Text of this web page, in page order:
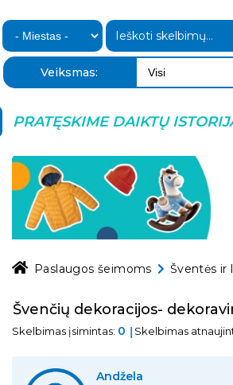
PRATĘSKIME DAIKTŲ
Paslaugos šeimoms Šventės ir
Švenčių dekoracijos-
Skelbimas įsimintas: 0 Skelbimas
Andžela